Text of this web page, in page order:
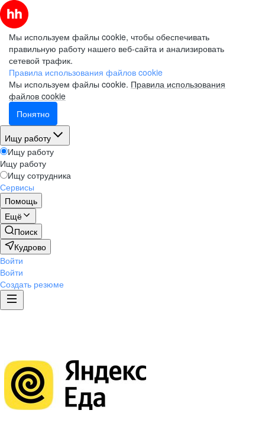
Мы используем файлы cookie, чтобы обеспечивать
правильную работу нашего веб-сайта и анализировать
сетевой трафик.
Правила использования файлов cookie
Мы используем файлы cookie. Правила использования
файлов cookie
Понятно
Ищу работу
Ищу работу
Ищу работу
Ищу сотрудника
Сервисы
Помощь
Ещё
Поиск
Кудрово
Войти
Войти
Создать резюме